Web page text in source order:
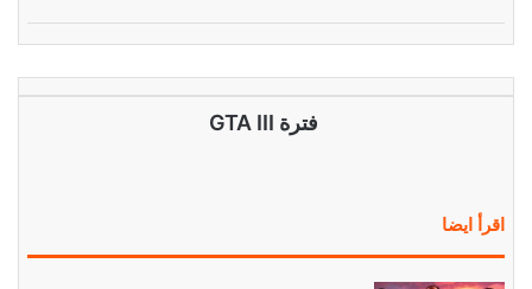
فترة GTA III
اقرأ ايضا